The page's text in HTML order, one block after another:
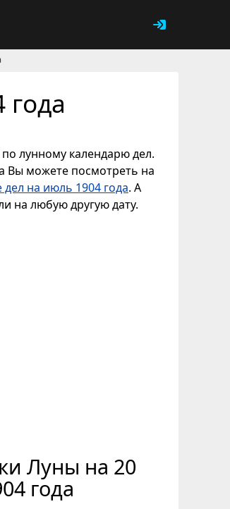
лунному календарю дел.
Вы можете посмотреть на
на июль 1904 года. А
на любую другую дату.
Луны на 20
года